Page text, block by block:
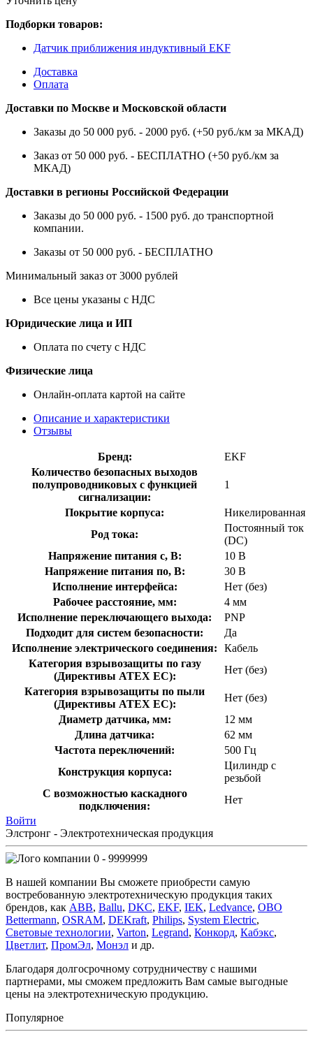
Подборки товаров:
Датчик приближения индуктивный EKF
Доставка
Оплата
Доставки по Москве и Московской области
Заказы до 50 000 руб. - 2000 руб. (+50 руб./км за МКАД)
Заказ от 50 000 руб. - БЕСПЛАТНО (+50 руб./км за
МКАД)
Доставки в регионы Российской Федерации
Заказы до 50 000 руб. - 1500 руб. до транспортной
компании.
Заказы от 50 000 руб. - БЕСПЛАТНО
Минимальный заказ от 3000 рублей
Все цены указаны с НДС
Юридические лица и ИП
Оплата по счету с НДС
Физические лица
Онлайн-оплата картой на сайте
Описание и характеристики
Отзывы
Бренд:
EKF
Количество безопасных выходов
полупроводниковых с функцией
сигнализации:
1
Покрытие корпуса:
Никелированная
Род тока:
Постоянный ток
(DC)
Напряжение питания с, В:
10 В
Напряжение питания по, В:
30 В
Исполнение интерфейса:
Нет (без)
Рабочее расстояние, мм:
4 мм
Исполнение переключающего выхода:
PNP
Подходит для систем безопасности:
Да
Исполнение электрического соединения:
Кабель
Категория взрывозащиты по газу
(Директивы ATEX ЕС):
Нет (без)
Категория взрывозащиты по пыли
(Директивы ATEX ЕС):
Нет (без)
Диаметр датчика, мм:
12 мм
Длина датчика:
62 мм
Частота переключений:
500 Гц
Конструкция корпуса:
Цилиндр с
резьбой
С возможностью каскадного
подключения:
Нет
Войти
Элстронг - Электротехническая продукция
0 - 9999999
В нашей компании Вы сможете приобрести самую
востребованную электротехническую продукция таких
брендов, как ABB, Ballu, DKC, EKF, IEK, Ledvance, OBO
Bettermann, OSRAM, DEKraft, Philips, System Electric,
Световые технологии, Varton, Legrand, Конкорд, Кабэкс,
Цветлит, ПромЭл, Монэл и др.
Благодаря долгосрочному сотрудничеству с нашими
партнерами, мы сможем предложить Вам самые выгодные
цены на электротехническую продукцию.
Популярное